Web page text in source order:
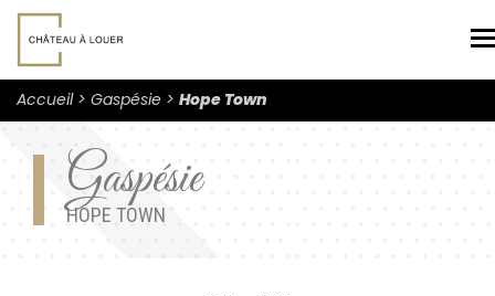
Accueil Gaspésie Hope Town
Gaspésie
HOPE TOWN